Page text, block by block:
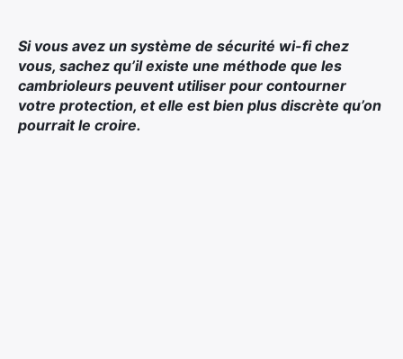
Si vous avez un système de sécurité wi-fi chez
vous, sachez qu’il existe une méthode que les
cambrioleurs peuvent utiliser pour contourner
votre protection, et elle est bien plus discrète qu’on
pourrait le croire.